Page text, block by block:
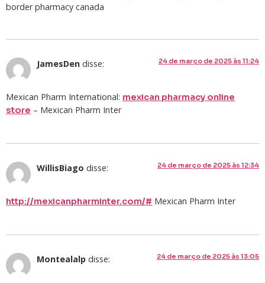
border pharmacy canada
JamesDen disse: 24 de março de 2025 às 11:24
Mexican Pharm International: mexican pharmacy online
store – Mexican Pharm Inter
WillisBiago disse: 24 de março de 2025 às 12:34
http://mexicanpharminter.com/# Mexican Pharm Inter
Montealalp disse: 24 de março de 2025 às 13:05